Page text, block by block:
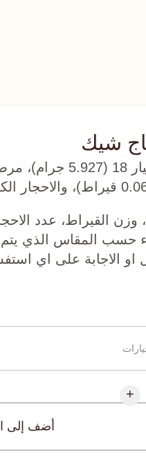
شيك
ذهب روز عيار 18
القيراط، عدد
المقاس الذي يتم
او الاجابة على اي
+
أضف إلى